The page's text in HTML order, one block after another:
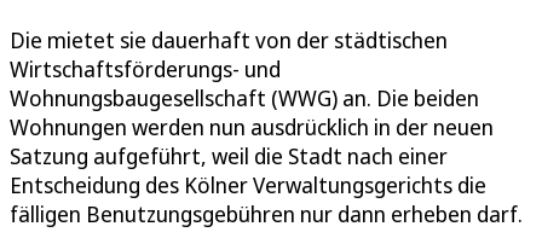
Die mietet sie dauerhaft von der städtischen
Wirtschaftsförderungs- und
Wohnungsbaugesellschaft (WWG) an. Die beiden
Wohnungen werden nun ausdrücklich in der neuen
Satzung aufgeführt, weil die Stadt nach einer
Entscheidung des Kölner Verwaltungsgerichts die
fälligen Benutzungsgebühren nur dann erheben darf.